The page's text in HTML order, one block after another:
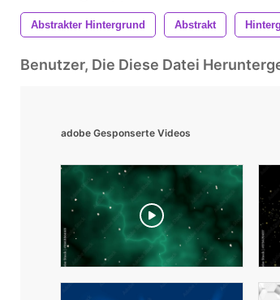
Abstrakter Hintergrund Abstrakt
Benutzer, Die Diese Datei
adobe Gesponserte Videos